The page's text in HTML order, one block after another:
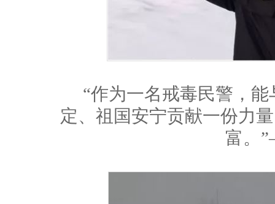
“作为一名戒毒民警，能
定、祖国安宁贡献一份力
富。